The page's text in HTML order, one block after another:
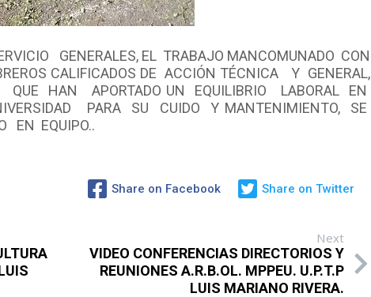
GENERALES, EL TRABAJO MANCOMUNADO CON
CALIFICADOS DE ACCIÓN TÉCNICA Y GENERAL,
HAN APORTADO UN EQUILIBRIO LABORAL EN
PARA SU CUIDO Y MANTENIMIENTO, SE
EN EQUIPO..
Share on Facebook Share on Twitter
Next
VIDEO CONFERENCIAS DIRECTORIOS Y
REUNIONES A.R.B.OL. MPPEU. U.P.T.P
LUIS MARIANO RIVERA.